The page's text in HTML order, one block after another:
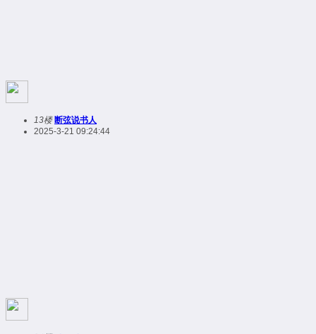
13楼 断弦说书人
2025-3-21 09:24:44